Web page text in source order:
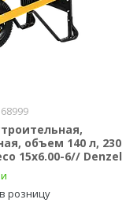
68999
объем 140 л, 230
15х6.00-6// Denzel
розницу